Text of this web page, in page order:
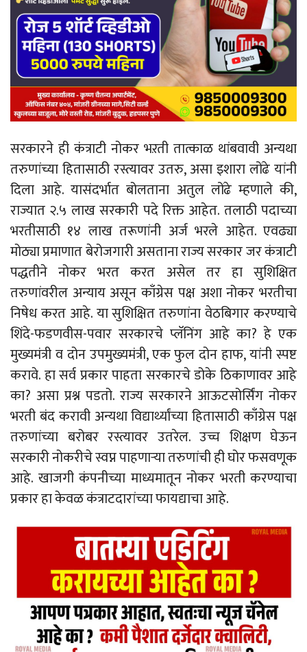
सरकारने ही कंत्राटी नोकर भऱती तात्काळ थांबवावी अन्यथा
तरुणांच्या हितासाठी रस्त्यावर उतरु, असा इशारा लोंढे यांनी
दिला आहे. यासंदर्भात बोलताना अतुल लोंढे म्हणाले की,
राज्यात २.५ लाख सरकारी पदे रिक्त आहेत. तलाठी पदाच्या
भरतीसाठी १४ लाख तरूणांनी अर्ज भरले आहेत. एवढ्या
मोठ्या प्रमाणात बेरोजगारी असताना राज्य सरकार जर कंत्राटी
पद्धतीने नोकर भरत करत असेल तर हा सुशिक्षित
तरुणांवरील अन्याय असून काँग्रेस पक्ष अशा नोकर भरतीचा
निषेध करत आहे. या सुशिक्षित तरुणांना वेठबिगार करण्याचे
शिंदे-फडणवीस-पवार सरकारचे प्लॅनिंग आहे का? हे एक
मुख्यमंत्री व दोन उपमुख्यमंत्री, एक फुल दोन हाफ, यांनी स्पष्ट
करावे. हा सर्व प्रकार पाहता सरकारचे डोके ठिकाणावर आहे
का? असा प्रश्न पडतो. राज्य सरकारने आऊटसोर्सिंग नोकर
भरती बंद करावी अन्यथा विद्यार्थ्यांच्या हितासाठी काँग्रेस पक्ष
तरुणांच्या बरोबर रस्त्यावर उतरेल. उच्च शिक्षण घेऊन
सरकारी नोकरीचे स्वप्न पाहणाऱ्या तरुणांची ही घोर फसवणूक
आहे. खाजगी कंपनीच्या माध्यमातून नोकर भरती करण्याचा
प्रकार हा केवळ कंत्राटदारांच्या फायद्याचा आहे.